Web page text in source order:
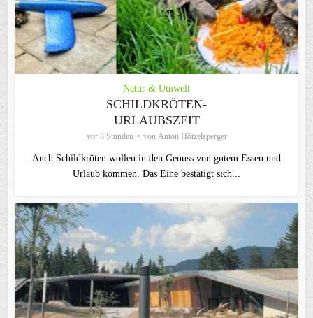
Natur & Umwelt
SCHILDKRÖTEN-
URLAUBSZEIT
vor 8 Stunden von Anton Hötzelsperger
Auch Schildkröten wollen in den Genuss von gutem Essen und
Urlaub kommen. Das Eine bestätigt sich...